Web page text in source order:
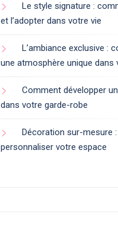
Le style signature :
et l’adopter dans votre vie
L’ambiance exclusive :
une atmosphère unique dans
Comment développer
dans votre garde-robe
Décoration sur-mesure
personnaliser votre espace